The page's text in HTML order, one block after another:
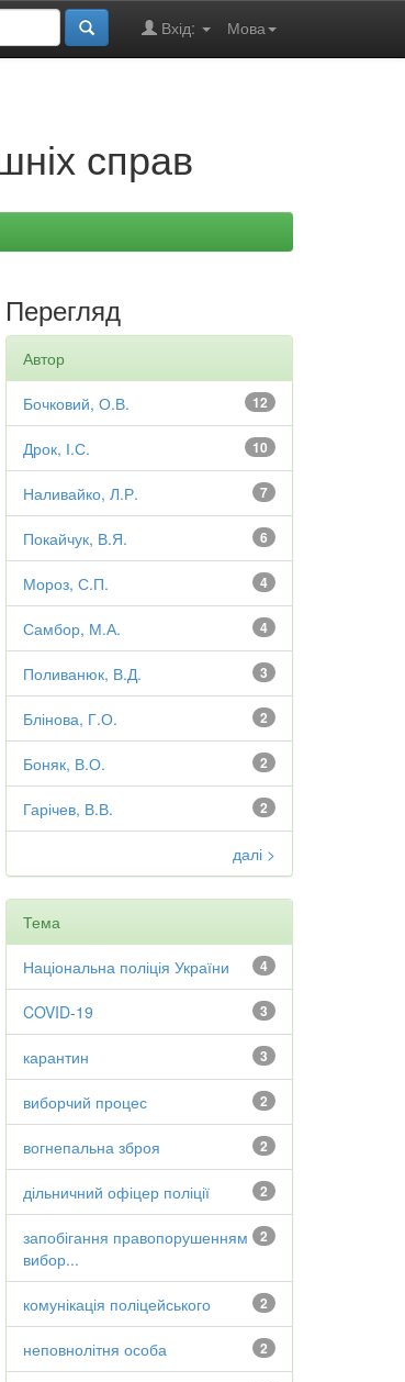
Мова
Вхід:
справ
Перегляд
Автор
12
Бочковий, О.В.
10
Дрок, І.С.
7
Наливайко, Л.Р.
6
Покайчук, В.Я.
4
Мороз, С.П.
4
Самбор, М.А.
3
Поливанюк, В.Д.
2
Блінова, Г.О.
2
Боняк, В.О.
2
Гарічев, В.В.
далі >
Тема
4
Національна поліція України
3
COVID-19
3
карантин
2
виборчий процес
2
вогнепальна зброя
2
дільничний офіцер поліції
2
запобігання правопорушенням
вибор...
2
комунікація поліцейського
2
неповнолітня особа